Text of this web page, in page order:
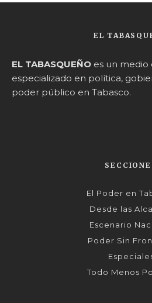
EL
EL TABASQUEÑO es un
especializado en política,
poder público en Tabasco.
El Poder en
Desde las
Escenario
Poder Sin
Todo Menos